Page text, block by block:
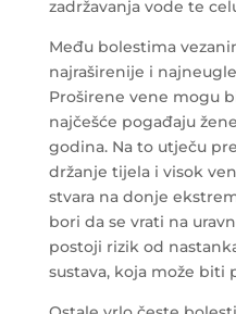
zadržavanja vode te
Među bolestima
najraširenije i
Proširene vene mogu
najčešće pogađaju
godina. Na to utječu
držanje tijela i visok
stvara na donje
bori da se vrati na
postoji rizik od
sustava, koja može biti